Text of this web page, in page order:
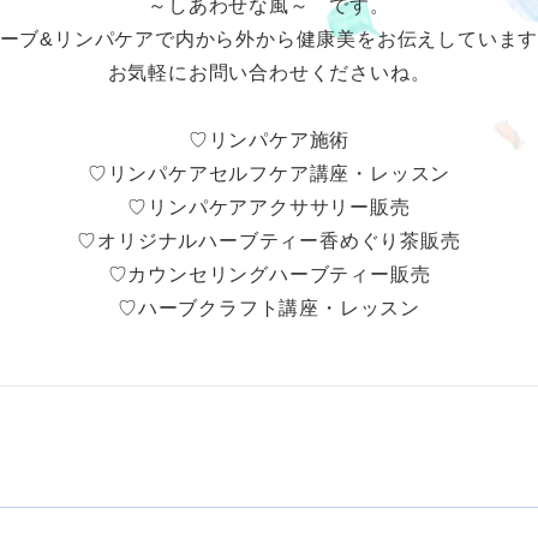
～しあわせな風～ です。
ブ&リンパケアで内から外から健康美をお伝えしていま
お気軽にお問い合わせくださいね。
♡リンパケア施術
♡リンパケアセルフケア講座・レッスン
♡リンパケアアクササリー販売
♡オリジナルハーブティー香めぐり茶販売
♡カウンセリングハーブティー販売
♡ハーブクラフト講座・レッスン